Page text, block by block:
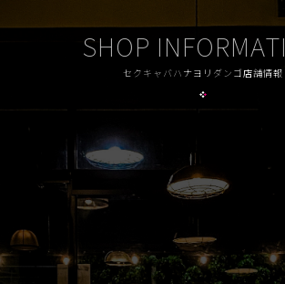
SHOP
セクキャバハナヨリダンゴ店舗情報